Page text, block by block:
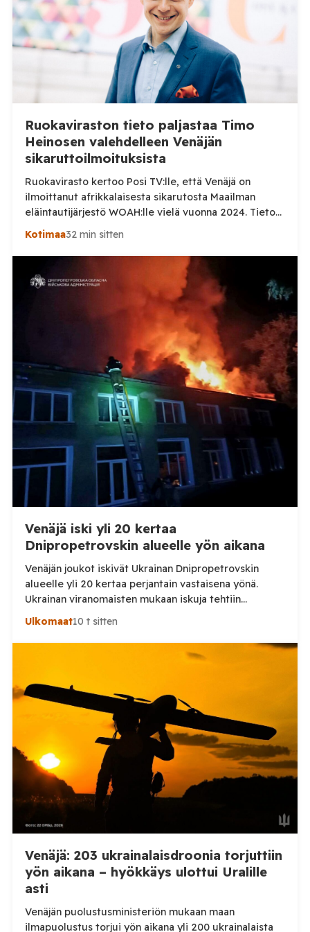
Ruokaviraston tieto paljastaa Timo
Heinosen valehdelleen Venäjän
sikaruttoilmoituksista
Ruokavirasto kertoo Posi TV:lle, että Venäjä on
ilmoittanut afrikkalaisesta sikarutosta Maailman
eläintautijärjestö WOAH:lle vielä vuonna 2024. Tieto
haastaa kokoomuksen kansanedustaja Timo Heinosen
sikaruttoilmoituksista. Suomi on puolestaan
ilmoittanut tuoreesta Virolahden tapauksesta sekä
WOAH:n kautta että suoraan Venäjän
eläinlääkintäviranomaisille. Ruokavirasto kertoi Posi
TV:lle tarkempia tietoja Suomen ensimmäisestä
afrikkalaisen sikaruton tapauksesta sekä
eläintautitietojen vaihdosta […]
Kotimaa32 min sitten
Venäjä iski yli 20 kertaa
Dnipropetrovskin alueelle yön aikana
Venäjän joukot iskivät Ukrainan Dnipropetrovskin
alueelle yli 20 kertaa perjantain vastaisena yönä.
Ukrainan viranomaisten mukaan iskuja tehtiin
drooneilla ja tykistöllä viidelle eri alueelle.
alueellisen sotilashallinnon johtaja Oleksandr Hanzha
kertoi perjantaiaamuna 7. elokuuta julkaisemassaan
hyökkäsivät yön aikana yli 20 kertaa viidelle alueelle.
Nikopolin alueella iskuja kohdistui Nikopolin
kaupunkiin sekä […]
Ulkomaat10 t sitten
Venäjä: 203 ukrainalaisdroonia torjuttiin
yön aikana – hyökkäys ulottui Uralille
asti
Venäjän puolustusministeriön mukaan maan
ilmapuolustus torjui yön aikana yli 200 ukrainalaista